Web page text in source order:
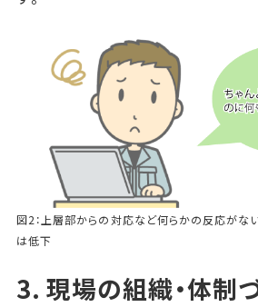
図2：上層部からの対応など何らかの反応がな
は低下
3. 現場の組織・体制